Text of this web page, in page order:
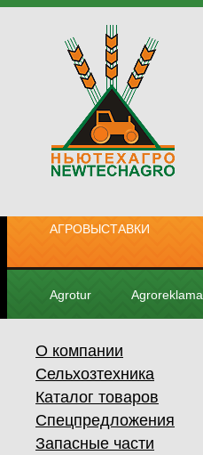
АГРОВЫСТАВКИ
Agrotur Agroreklama
О компании
Сельхозтехника
Каталог товаров
Спецпредложения
Запасные части